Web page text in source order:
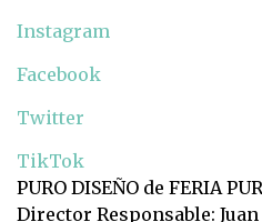
Instagram
Facebook
Twitter
TikTok
PURO DISEÑO de FERIA
Director Responsable: